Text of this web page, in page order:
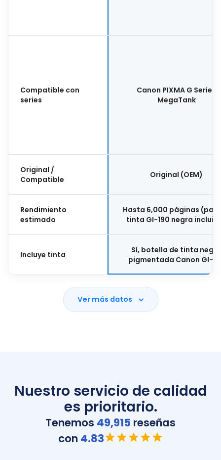
Compatible con
series
Canon PIXMA G Series
MegaTank
Original /
Compatible
Original (OEM)
Rendimiento
estimado
Hasta 6,000 páginas
tinta GI-190 negra
Incluye tinta
Sí, botella de tinta negra
pigmentada Canon GI-
Ver más datos
Nuestro servicio de calidad
es prioritario.
Tenemos 49,915 reseñas
con 4.83